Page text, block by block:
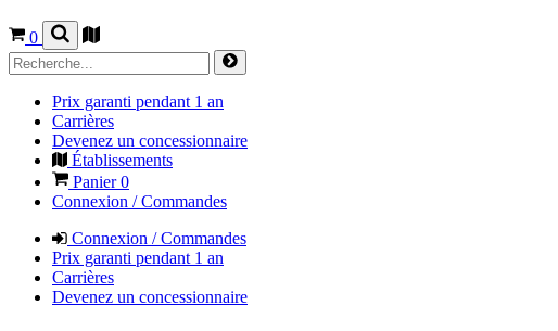
0
Prix garanti pendant 1 an
Carrières
Devenez un concessionnaire
Établissements
Panier0
Connexion / Commandes
Connexion / Commandes
Prix garanti pendant 1 an
Carrières
Devenez un concessionnaire